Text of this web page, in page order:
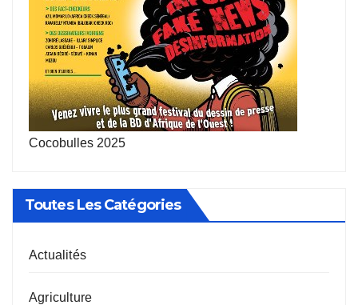
Cocobulles 2025
Toutes Les Catégories
Actualités
Agriculture